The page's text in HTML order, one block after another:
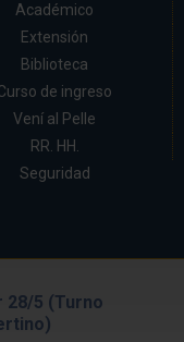
Académico
Extensión
Biblioteca
de ingreso
Vení al Pelle
RR. HH.
Seguridad
28/5 (Turno